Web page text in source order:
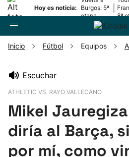
Hoy es noticia:
Burgos: 5ª
etapa
8ª
Pelota
Remo
Inicio Fútbol Equipos
Escuchar
ATHLETIC VS. RAYO VALLECANO
Mikel
diría al Barça,
por mí, como